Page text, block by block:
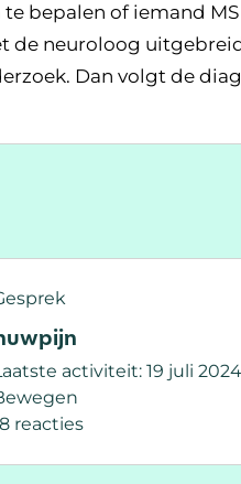
te bepalen of iemand
de neuroloog
Dan volgt de
activiteit:19 juli 2024
reacties